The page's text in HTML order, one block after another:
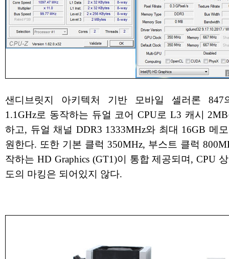
샌디브릿지 아키텍처 기반 모바일 셀러론 847
1.1GHz로 동작하는 듀얼 코어 CPU로 L3 캐시
하고, 듀얼 채널 DDR3 1333MHz와 최대 16GB 메
원한다. 또한 기본 클럭 350MHz, 부스트 클럭
작하는 HD Graphics (GT1)이 통합 제공되며, CPU
도의 마킹은 되어있지 않다.